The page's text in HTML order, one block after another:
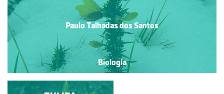
Paulo Talhadas dos Santos
Biologia